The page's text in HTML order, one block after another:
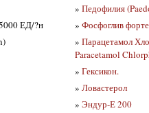
ЕД/?н
» Педофилия
» Фосфоглив форте
» Парацетамол
Paracetamol
» Гексикон.
» Ловастерол
» Эндур-Е 200